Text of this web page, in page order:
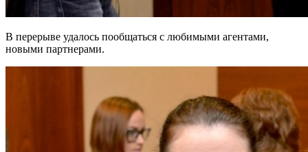
В перерыве удалось пообщаться с любимыми агентами,
новыми партнерами.